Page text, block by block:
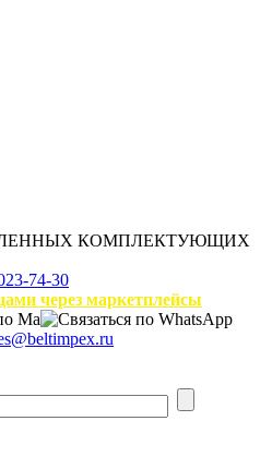
КОМПЛЕКТУЮЩИХ
74-30
через маркетплейсы